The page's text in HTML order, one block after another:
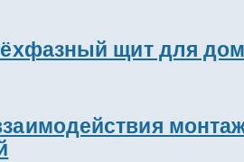
щит для